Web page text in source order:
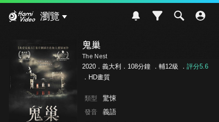
瀏覽
鬼巢
The Nest
2020．義大利．108分鐘 ． 輔12級 ． 評分5.6
．HD畫質
類型 驚悚
發音 義語